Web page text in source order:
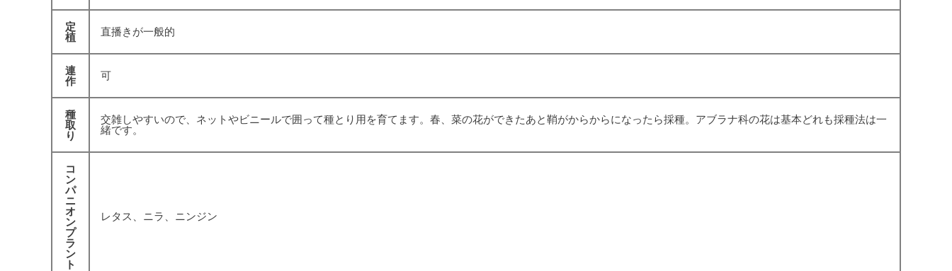
定
植
直播きが一般的
連
作
可
種
取
り
交雑しやすいので、ネットやビニールで囲って種とり用を育てます。春、菜の花ができたあと鞘がからからになったら採種。アブラナ科の花は基本どれも採種法は一
緒です。
コ
ン
パ
ニ
オ
ン
プ
ラ
ン
ト
レタス、ニラ、ニンジン